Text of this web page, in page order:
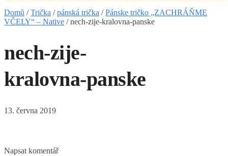
Domů /Trička /pánská trička /Pánske tričko „ZACHRÁŇME
VČELY“ – Native /nech-zije-kralovna-panske
nech-zije-
kralovna-panske
13. června 2019
Napsat komentář